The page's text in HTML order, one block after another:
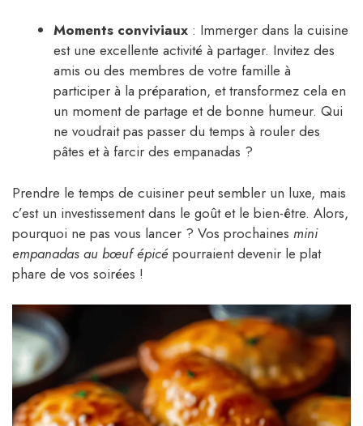
Moments conviviaux : Immerger dans la cuisine
est une excellente activité à partager. Invitez des
amis ou des membres de votre famille à
participer à la préparation, et transformez cela en
un moment de partage et de bonne humeur. Qui
ne voudrait pas passer du temps à rouler des
pâtes et à farcir des empanadas ?
Prendre le temps de cuisiner peut sembler un luxe, mais
c’est un investissement dans le goût et le bien-être. Alors,
pourquoi ne pas vous lancer ? Vos prochaines mini
empanadas au bœuf épicé pourraient devenir le plat
phare de vos soirées !